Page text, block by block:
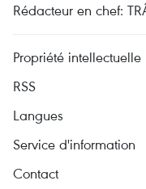
Rédacteur en chef:
Propriété intellectuelle
RSS
Langues
Service d'information
Contact